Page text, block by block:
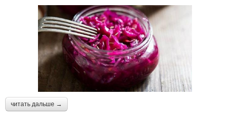
читать дальше →